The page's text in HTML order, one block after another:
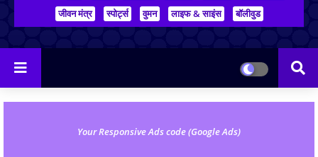
जीवन मंत्र
स्पोर्ट्स वुमन लाइफ & साइंस बॉलीवुड
Your Responsive Ads code (Google Ads)